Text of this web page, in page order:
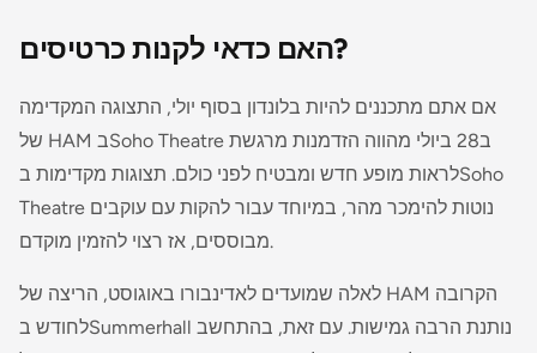
האם כדאי לקנות כרטיסים?
אם אתם מתכננים להיות בלונדון בסוף יולי, התצוגה המקדימה
של HAM ב­Soho Theatre ב­28 ביולי מהווה הזדמנות מרגשת
לראות מופע חדש ומבטיח לפני כולם. תצוגות מקדימות ב­Soho
Theatre נוטות להימכר מהר, במיוחד עבור להקות עם עוקבים
מבוססים, אז רצוי להזמין מוקדם.
לאלה שמועדים לאדינבורו באוגוסט, הריצה של HAM הקרובה
לחודש ב­Summerhall נותנת הרבה גמישות. עם זאת, בהתחשב